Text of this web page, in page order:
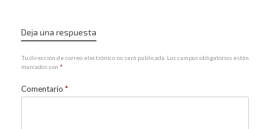
Deja una respuesta
Tu dirección de correo electrónico no será publicada. Los campos obligatorios están
marcados con *
Comentario *